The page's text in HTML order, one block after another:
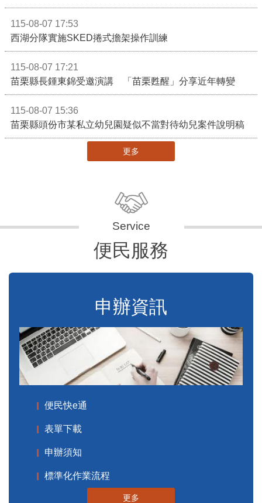
115-08-07 17:53
西湖分隊實施SKED捲式擔架操作訓練
115-08-07 17:21
苗栗縣長鍾東錦受邀演講 「苗栗甦醒」分享近年轉變
115-08-07 15:36
苗栗縣頭份市某私立幼兒園疑似不當對待幼兒案件說明稿
更多
便民服務
申辦資訊
便民快e通
表單下載
申辦須知
標準化作業流程
更多